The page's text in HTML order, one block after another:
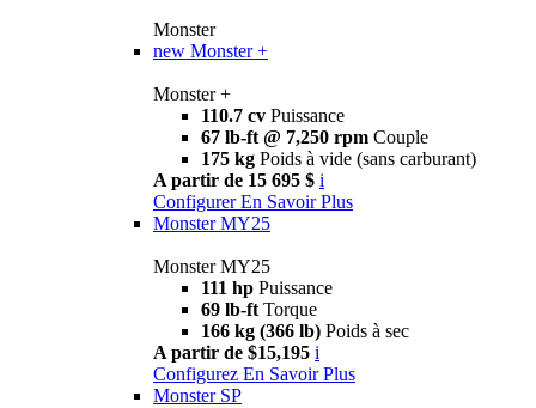
Monster
new Monster +
Monster +
110.7 cv Puissance
67 lb-ft @ 7,250 rpm Couple
175 kg Poids à vide (sans carburant)
A partir de 15 695 $ i
Configurer En Savoir Plus
Monster MY25
Monster MY25
111 hp Puissance
69 lb-ft Torque
166 kg (366 lb) Poids à sec
A partir de $15,195 i
Configurez En Savoir Plus
Monster SP